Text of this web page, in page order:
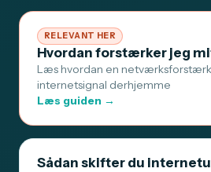
RELEVANT HER
Hvordan forstærker jeg
Læs hvordan en
internetsignal derhjemme
Læs guiden →
Sådan skifter du